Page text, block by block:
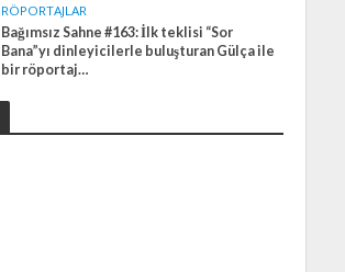
RÖPORTAJLAR
Bağımsız Sahne #163: İlk teklisi “Sor
Bana”yı dinleyicilerle buluşturan Gülça ile
bir röportaj…